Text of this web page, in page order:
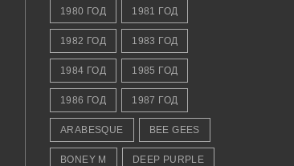
1980 ГОД 1981 ГОД
1982 ГОД 1983 ГОД
1984 ГОД 1985 ГОД
1986 ГОД 1987 ГОД
ARABESQUE BEE GEES
BONEY M DEEP PURPLE